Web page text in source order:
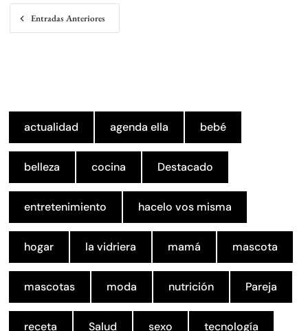
Navegación
de
Entradas Anteriores
actualidad agenda ella bebé
belleza cocina Destacado
entretenimiento hacelo vos misma
hogar la vidriera mamá mascota
mascotas moda nutrición Pareja
receta Salud sexo tecnología